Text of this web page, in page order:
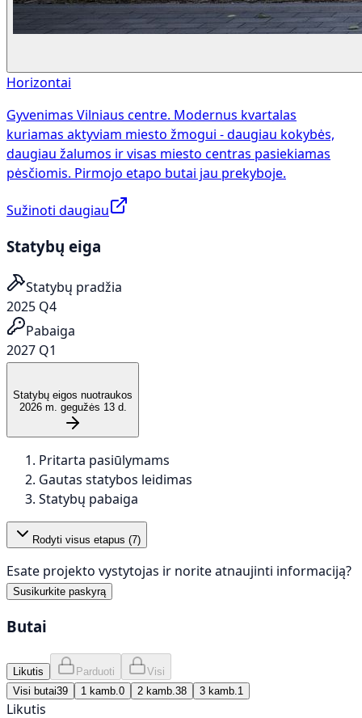
Horizontai
Gyvenimas Vilniaus centre. Modernus kvartalas
kuriamas aktyviam miesto žmogui - daugiau kokybės,
daugiau žalumos ir visas miesto centras pasiekiamas
pėsčiomis. Pirmojo etapo butai jau prekyboje.
Sužinoti daugiau
Statybų eiga
Statybų pradžia
2025 Q4
Pabaiga
2027 Q1
Statybų eigos nuotraukos
2026 m. gegužės 13 d.
Pritarta pasiūlymams
Gautas statybos leidimas
Statybų pabaiga
Rodyti visus etapus (7)
Esate projekto vystytojas ir norite atnaujinti informaciją?
Susikurkite paskyrą
Butai
Likutis Parduoti
Visi
Visi butai39 1 kamb. 0 2 kamb. 38 3 kamb. 1
Likutis